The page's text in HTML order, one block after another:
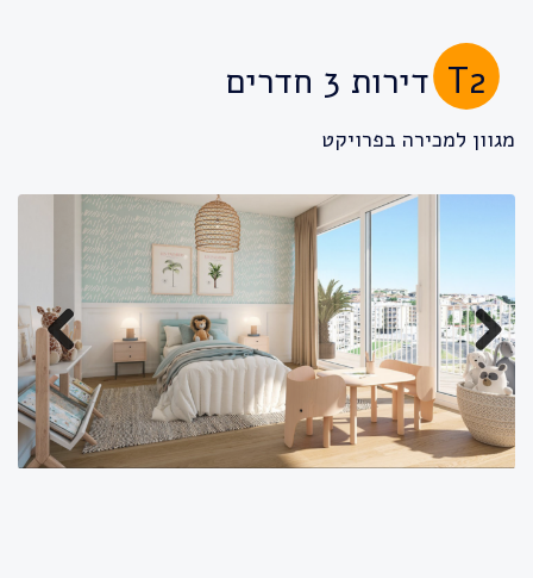
T2 דירות 3 חדרים
מגוון למכירה בפרויקט
Previous Next